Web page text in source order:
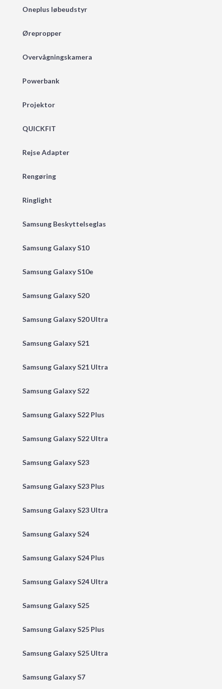
Oneplus løbeudstyr
Ørepropper
Overvågningskamera
Powerbank
Projektor
QUICKFIT
Rejse Adapter
Rengøring
Ringlight
Samsung Beskyttelseglas
Samsung Galaxy S10
Samsung Galaxy S10e
Samsung Galaxy S20
Samsung Galaxy S20 Ultra
Samsung Galaxy S21
Samsung Galaxy S21 Ultra
Samsung Galaxy S22
Samsung Galaxy S22 Plus
Samsung Galaxy S22 Ultra
Samsung Galaxy S23
Samsung Galaxy S23 Plus
Samsung Galaxy S23 Ultra
Samsung Galaxy S24
Samsung Galaxy S24 Plus
Samsung Galaxy S24 Ultra
Samsung Galaxy S25
Samsung Galaxy S25 Plus
Samsung Galaxy S25 Ultra
Samsung Galaxy S7